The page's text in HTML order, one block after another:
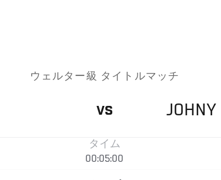
ウェルター級 タイトルマッチ
VS JOHNY
タイム
00:05:00